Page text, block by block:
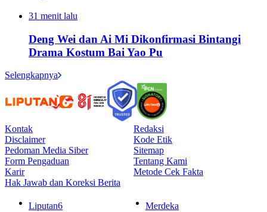
31 menit lalu
Deng Wei dan Ai Mi Dikonfirmasi Bintangi
Drama Kostum Bai Yao Pu
Selengkapnya
Kontak
Redaksi
Disclaimer
Kode Etik
Pedoman Media Siber
Sitemap
Form Pengaduan
Tentang Kami
Karir
Metode Cek Fakta
Hak Jawab dan Koreksi Berita
Liputan6
Merdeka